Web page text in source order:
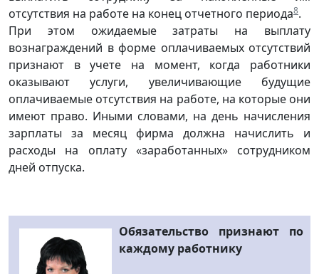
отсутствия на работе на конец отчетного периода8.
При этом ожидаемые затраты на выплату
вознаграждений в форме оплачиваемых отсутствий
признают в учете на момент, когда работники
оказывают услуги, увеличивающие будущие
оплачиваемые отсутствия на работе, на которые они
имеют право. Иными словами, на день начисления
зарплаты за месяц фирма должна начислить и
расходы на оплату «заработанных» сотрудником
дней отпуска.
Обязательство признают по
каждому работнику